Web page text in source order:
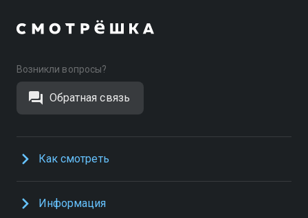
Возникли вопросы?
Обратная связь
Как смотреть
Информация